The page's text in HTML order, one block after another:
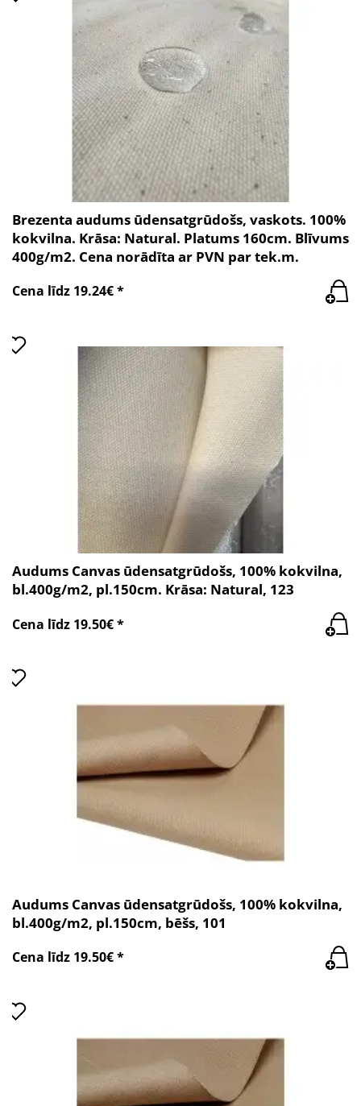
Brezenta audums ūdensatgrūdošs, vaskots. 100%
kokvilna. Krāsa: Natural. Platums 160cm. Blīvums
400g/m2. Cena norādīta ar PVN par tek.m.
Cena līdz 19.24€ *
Audums Canvas ūdensatgrūdošs, 100% kokvilna,
bl.400g/m2, pl.150cm. Krāsa: Natural, 123
Cena līdz 19.50€ *
Audums Canvas ūdensatgrūdošs, 100% kokvilna,
bl.400g/m2, pl.150cm, bēšs, 101
Cena līdz 19.50€ *